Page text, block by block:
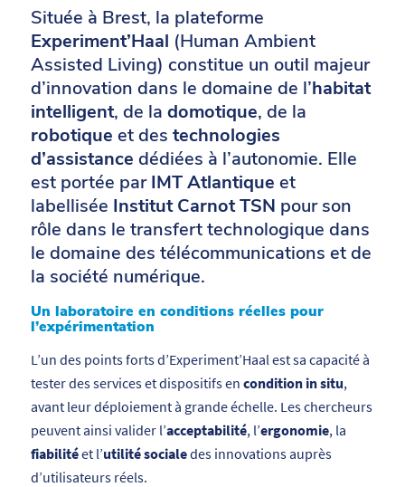
Située à Brest, la plateforme
Experiment’Haal (Human Ambient
Assisted Living) constitue un outil majeur
d’innovation dans le domaine de l’habitat
intelligent, de la domotique, de la
robotique et des technologies
d’assistance dédiées à l’autonomie. Elle
est portée parIMT Atlantique et
labellisée Institut Carnot TSN pour son
rôle dans le transfert technologique dans
le domaine des télécommunications et de
la société numérique.
Un laboratoire en conditions réelles pour
l’expérimentation
L’un des points forts d’Experiment’Haal est sa capacité à
tester des services et dispositifs en condition in situ,
avant leur déploiement à grande échelle. Les chercheurs
peuvent ainsi valider l’acceptabilité, l’ergonomie, la
fiabilitéet l’utilité socialedes innovations auprès
d’utilisateurs réels.